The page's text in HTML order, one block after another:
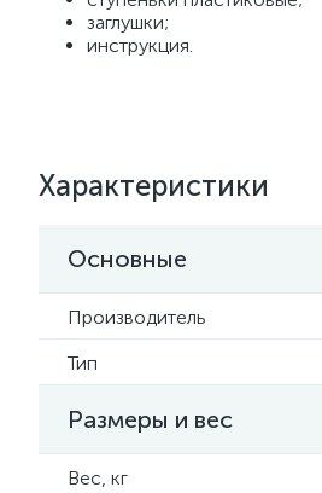
заглушки;
инструкция.
Характеристики
Основные
Производитель
Тип
Размеры и вес
Вес, кг